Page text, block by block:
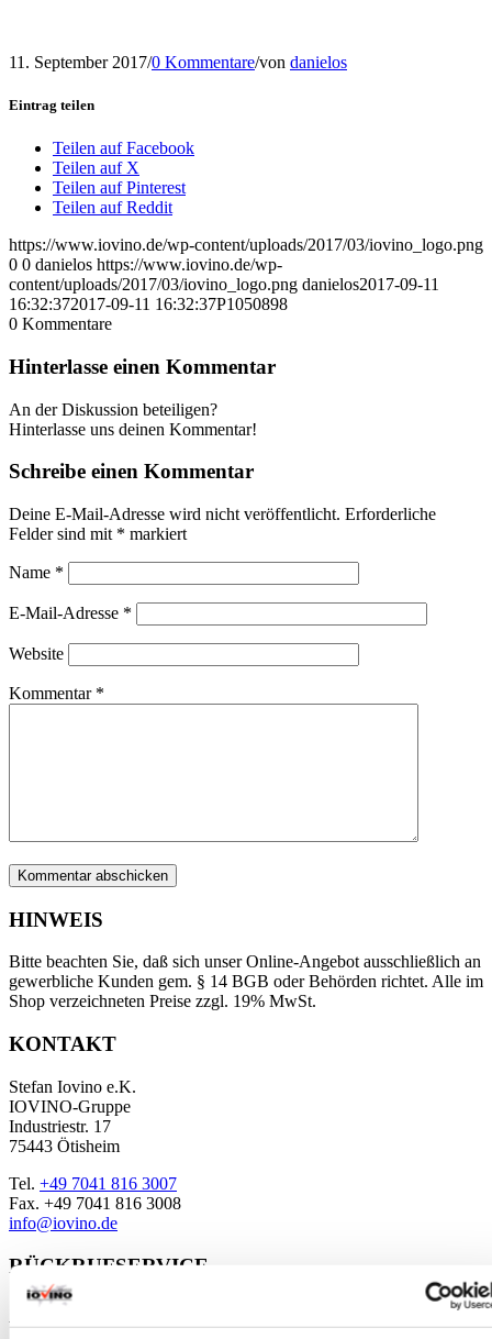
11. September 2017/0 Kommentare/von danielos
Eintrag teilen
Teilen auf Facebook
Teilen auf X
Teilen auf Pinterest
Teilen auf Reddit
https://www.iovino.de/wp-content/uploads/2017/03/iovino_logo.png
0 0 danielos https://www.iovino.de/wp-
content/uploads/2017/03/iovino_logo.png danielos2017-09-11
16:32:372017-09-11 16:32:37P1050898
0 Kommentare
Hinterlasse einen Kommentar
An der Diskussion beteiligen?
Hinterlasse uns deinen Kommentar!
Schreibe einen Kommentar
Deine E-Mail-Adresse wird nicht veröffentlicht. Erforderliche
Felder sind mit * markiert
Name *
E-Mail-Adresse *
Website
Kommentar *
HINWEIS
Bitte beachten Sie, daß sich unser Online-Angebot ausschließlich an
gewerbliche Kunden gem. § 14 BGB oder Behörden richtet. Alle im
Shop verzeichneten Preise zzgl. 19% MwSt.
KONTAKT
Stefan Iovino e.K.
IOVINO-Gruppe
Industriestr. 17
75443 Ötisheim
Tel. +49 7041 816 3007
Fax. +49 7041 816 3008
info@iovino.de
RÜCKRUFSERVICE
Sie haben Fragen zu einem bestimmten Produkt?
Wir rufen Sie gerne zurück. Zu unseremRückrufservice.